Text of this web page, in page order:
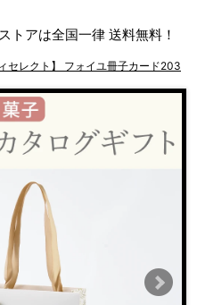
トアは全国一律 送料無料！
セレクト】 フォイユ冊子カード203